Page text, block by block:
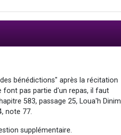
bénédictions" après la récitation
font pas partie d'un repas, il faut
583, passage 25, Loua'h Dinim
note 77.
supplémentaire.